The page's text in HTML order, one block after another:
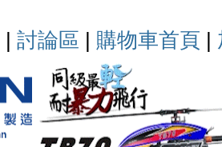
| 討論區 | 購物車首頁 |